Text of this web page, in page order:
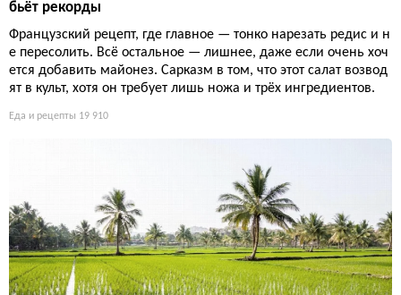
бьёт рекорды
Французский рецепт, где главное — тонко нарезать редис и н
е пересолить. Всё остальное — лишнее, даже если очень хоч
ется добавить майонез. Сарказм в том, что этот салат возвод
ят в культ, хотя он требует лишь ножа и трёх ингредиентов.
Еда и рецепты 19 910